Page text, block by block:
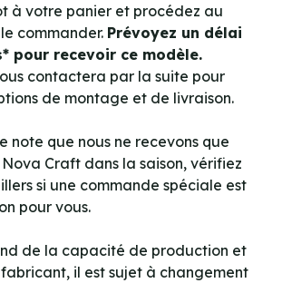
à votre panier et procédez au
commander. Prévoyez un délai
pour recevoir ce modèle.
contactera par la suite pour
de montage et de livraison.
note que nous ne recevons que
Craft dans la saison, vérifiez
si une commande spéciale est
pour vous.
de la capacité de production et
il est sujet à changement